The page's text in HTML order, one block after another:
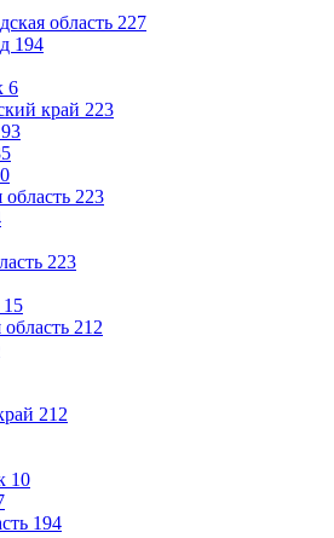
область 227
194
6
край 223
93
область 223
223
15
212
212
10
194